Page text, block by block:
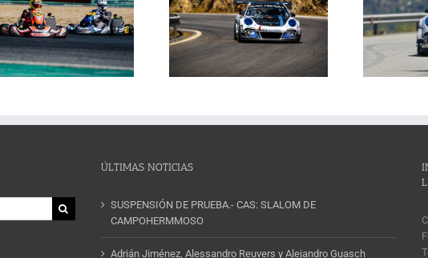
Humberto Janssens conquista la
Subida al Cerro de los Cañones
de Lanjarón 2026 en un brillante
fin de semana de automovilismo
La Subida al Cerro de los
Cañones levanta hoy el telón con
un cartel de lujo
ÚLTIMAS NOTICIAS
SUSPENSIÓN DE PRUEBA.- CAS: SLALOM DE
CAMPOHERMMOSO
Adrián Jiménez, Alessandro Reuvers y Alejandro Guasch